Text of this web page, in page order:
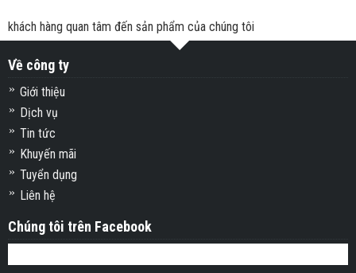
khách hàng quan tâm đến sản phẩm của chúng tôi
Về công ty
Giới thiệu
Dịch vụ
Tin tức
Khuyến mãi
Tuyển dụng
Liên hệ
Chúng tôi trên Facebook